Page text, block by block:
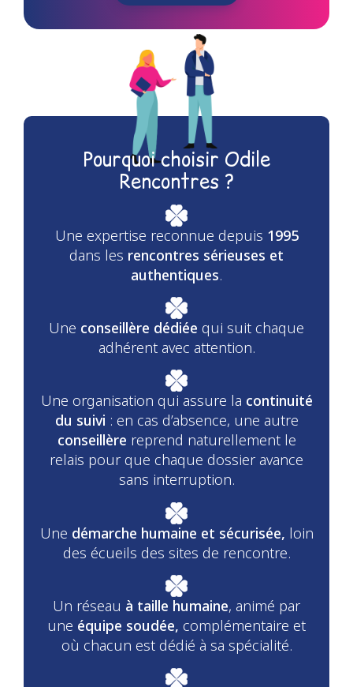
Pourquoi choisir Odile
Rencontres ?
Une expertise reconnue depuis 1995
dans les rencontres sérieuses et
authentiques.
Une conseillère dédiée qui suit chaque
adhérent avec attention.
Une organisation qui assure la continuité
du suivi : en cas d’absence, une autre
conseillère reprend naturellement le
relais pour que chaque dossier avance
sans interruption.
Une démarche humaine et sécurisée, loin
des écueils des sites de rencontre.
Un réseau à taille humaine, animé par
une équipe soudée, complémentaire et
où chacun est dédié à sa spécialité.